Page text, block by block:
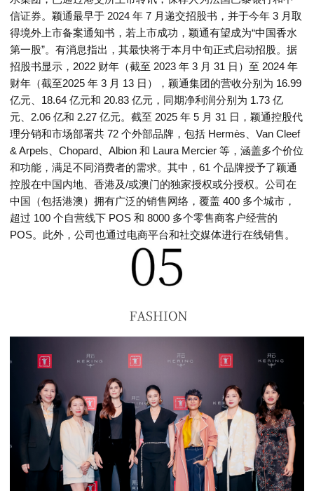
信证券。颖通最早于 2024 年 7 月递交招股书，并于今年 3 月取
得境外上市备案通知书，若上市成功，颖通有望成为“中国香水
第一股”。有消息指出，其最快将于本月中旬正式启动招股。据
招股书显示，2022 财年（截至 2023 年 3 月 31 日）至 2024 年
财年（截至2025 年 3 月 13 日），颖通集团的营收分别为 16.99
亿元、18.64 亿元和 20.83 亿元，同期净利润分别为 1.73 亿
元、2.06 亿和 2.27 亿元。截至 2025 年 5 月 31 日，颖通控股代
理分销和市场部署共 72 个外部品牌，包括 Hermès、Van Cleef
& Arpels、Chopard、Albion 和 Laura Mercier 等，涵盖多个价位
和功能，满足不同消费者的需求。其中，61 个品牌授予了颖通
控股在中国内地、香港及/或澳门的独家授权或分授权。公司在
中国（包括港澳）拥有广泛的销售网络，覆盖 400 多个城市，
超过 100 个自营线下 POS 和 8000 多个零售商客户经营的
POS。此外，公司也通过电商平台和社交媒体进行在线销售。